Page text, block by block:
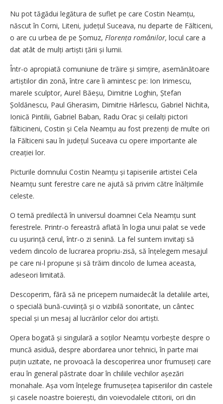
Nu pot tăgădui legătura de suflet pe care Costin Neamțu,
născut în Corni, Liteni, județul Suceava, nu departe de Fălticeni,
o are cu urbea de pe Șomuz, Florența românilor, locul care a
dat atât de mulți artiști țării și lumii.
Într-o apropiată comuniune de trăire și simțire, asemănătoare
artiștilor din zonă, între care îi amintesc pe: Ion Irimes­cu,
marele sculptor, Aurel Băeșu, Dimitrie Loghin, Ștefan
Șoldănescu, Paul Gherasim, Dimitrie Hârlescu, Gabriel Nichita,
Ionică Pintilii, Gabriel Baban, Radu Orac și ceilalți pictori
fălticineni, Costin și Cela Neamțu au fost prezenți de multe ori
la Fălticeni sau în județul Su­ceava cu opere importante ale
creației lor.
Picturile domnului Costin Neamțu și tapiseriile artistei Cela
Neamțu sunt ferestre care ne ajută să privim către înălțimile
celeste.
O temă predilectă în universul doamnei Cela Neamțu sunt
ferestrele. Printr-o fereastră aflată în logia unui palat se vede
cu ușurință cerul, într-o zi senină. La fel suntem invitaţi să
vedem dincolo de lucrarea propriu-zisă, să înțelegem mesajul
pe care ni-l propune și să trăim dincolo de lumea aceasta,
adeseori limitată.
Descoperim, fără să ne pricepem numaidecât la detaliile artei,
o specială bună-cuviință și o vizibilă sonoritate, un cântec
special și un mesaj al lucrărilor celor doi artiști.
Opera bogată și singulară a soților Neamțu vorbește despre o
muncă asiduă, despre abordarea unor tehnici, în parte mai
puțin uzitate, ne provoacă la descoperirea unor frumuseți care
erau în general păstrate doar în chiliile vechilor așezări
monahale. Așa vom înțelege frumusețea tapiseriilor din castele
și casele noastre boierești, din voievodalele ctitorii, ori din